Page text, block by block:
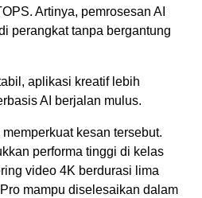
Artinya, pemrosesan AI
perangkat tanpa bergantung
aplikasi kreatif lebih
AI berjalan mulus.
kesan tersebut.
performa tinggi di kelas
video 4K berdurasi lima
mampu diselesaikan dalam